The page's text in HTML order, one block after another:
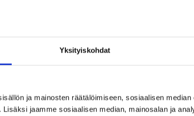
Yksityiskohdat
ja mainosten räätälöimiseen, sosiaalisen
jaamme sosiaalisen median, mainosalan ja
Meazza, Milano